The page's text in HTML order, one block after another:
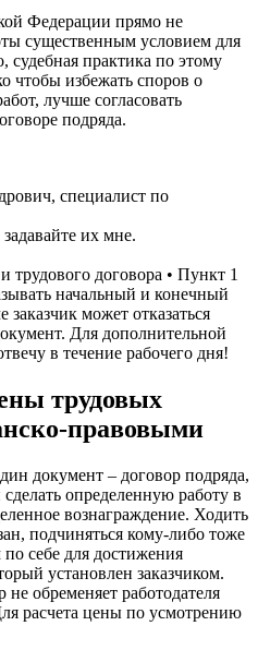
Федерации прямо не
существенным условием для
судебная практика по этому
чтобы избежать споров о
лучше согласовать
подряда.
специалист по
их мне.
трудового договора • Пункт 1
начальный и конечный
может отказаться
Для дополнительной
в течение рабочего дня!
трудовых
правовыми
документ – договор подряда,
определенную работу в
вознаграждение. Ходить
подчиняться кому-либо тоже
себе для достижения
установлен заказчиком.
обременяет работодателя
расчета цены по усмотрению